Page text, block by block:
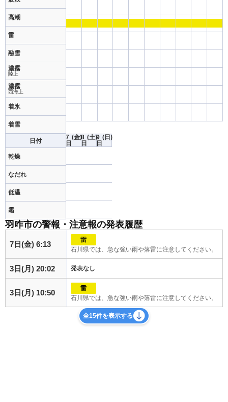
高潮
雷
融雪
濃霧
陸上
濃霧
西海上
着氷
着雪
日付
乾燥
なだれ
低温
霜
7
日
(金)8
日
(土)9
日
(日)
羽咋市の警報・注意報の発表履歴
7日(金) 6:13
雷
石川県では、急な強い雨や落雷に注意してください。
3日(月) 20:02 発表なし
3日(月) 10:50
雷
石川県では、急な強い雨や落雷に注意してください。
全15件を表示する